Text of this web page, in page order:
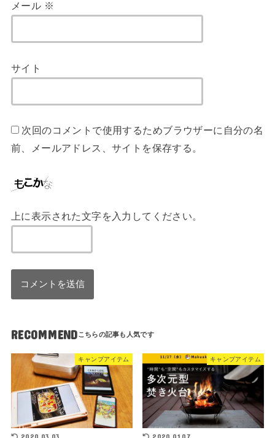
メール ※
サイト
次回のコメントで使用するためブラウザーに自分の名
前、メールアドレス、サイトを保存する。
上に表示された文字を入力してください。
RECOMMEND
キャンプアイテム キャンプアイテム